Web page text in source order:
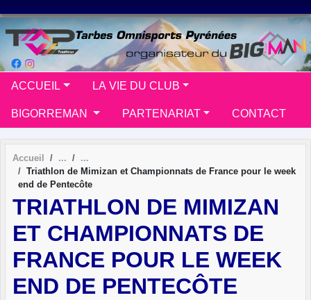
ACCUEIL LA VIE DU CLUB
BIGORREMAN PARTENARIAT CONTACT
Accueil
Triathlon de Mimizan et Championnats de France pour le week
end de Pentecôte
TRIATHLON DE MIMIZAN
ET CHAMPIONNATS DE
FRANCE POUR LE WEEK
END DE PENTECÔTE